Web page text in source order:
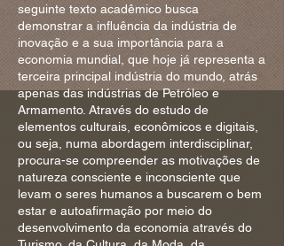
seguinte texto acadêmico busca
demonstrar a influência da indústria de
inovação e a sua importância para a
economia mundial, que hoje já representa a
terceira principal indústria do mundo, atrás
apenas das indústrias de Petróleo e
Armamento. Através do estudo de
elementos culturais, econômicos e digitais,
ou seja, numa abordagem interdisciplinar,
procura-se compreender as motivações de
natureza consciente e inconsciente que
levam o seres humanos a buscarem o bem
estar e autoafirmação por meio do
desenvolvimento da economia através do